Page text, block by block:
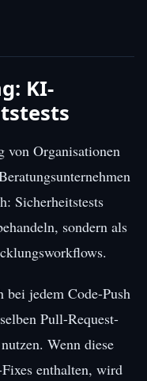
KI-
von Organisationen
Sicherheitstests
sondern als
bei jedem Code-Push
Pull-Request-
Wenn diese
enthalten, wird